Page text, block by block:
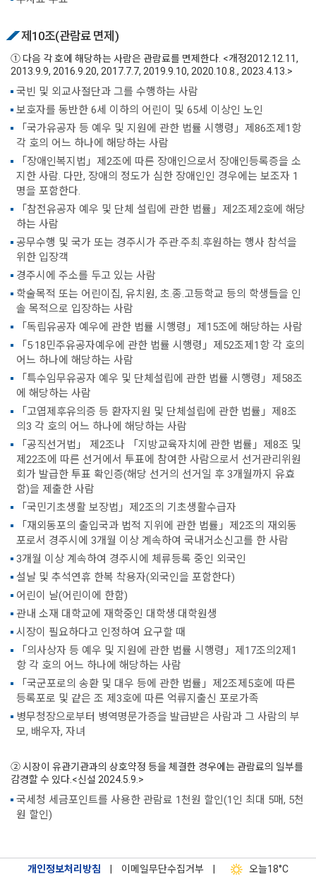
제10조(관람료 면제)
① 다음 각 호에 해당하는 사람은 관람료를 면제한다. <개정2012.12.11,
2013.9.9, 2016.9.20, 2017.7.7, 2019.9.10, 2020.10.8., 2023.4.13.>
국빈 및 외교사절단과 그를 수행하는 사람
보호자를 동반한 6세 이하의 어린이 및 65세 이상인 노인
「국가유공자 등 예우 및 지원에 관한 법률 시행령」제86조제1항
각 호의 어느 하나에 해당하는 사람
「장애인복지법」제2조에 따른 장애인으로서 장애인등록증을 소
지한 사람. 다만, 장애의 정도가 심한 장애인인 경우에는 보조자 1
명을 포함한다.
「참전유공자 예우 및 단체 설립에 관한 법률」제2조제2호에 해당
하는 사람
공무수행 및 국가 또는 경주시가 주관.주최.후원하는 행사 참석을
위한 입장객
경주시에 주소를 두고 있는 사람
학술목적 또는 어린이집, 유치원, 초.종.고등학교 등의 학생들을 인
솔 목적으로 입장하는 사람
「독립유공자 예우에 관한 법률 시행령」제15조에 해당하는 사람
「5·18민주유공자예우에 관한 법률 시행령」제52조제1항 각 호의
어느 하나에 해당하는 사람
「특수임무유공자 예우 및 단체설립에 관한 법률 시행령」제58조
에 해당하는 사람
「고엽제후유의증 등 환자지원 및 단체설립에 관한 법률」제8조
의3 각 호의 어느 하나에 해당하는 사람
「공직선거법」 제2조나 「지방교육자치에 관한 법률」제8조 및
제22조에 따른 선거에서 투표에 참여한 사람으로서 선거관리위원
회가 발급한 투표 확인증(해당 선거의 선거일 후 3개월까지 유효
함)을 제출한 사람
「국민기초생활 보장법」제2조의 기초생활수급자
「재외동포의 출입국과 법적 지위에 관한 법률」제2조의 재외동
포로서 경주시에 3개월 이상 계속하여 국내거소신고를 한 사람
3개월 이상 계속하여 경주시에 체류등록 중인 외국인
설날 및 추석연휴 한복 착용자(외국인을 포함한다)
어린이 날(어린이에 한함)
관내 소재 대학교에 재학중인 대학생·대학원생
시장이 필요하다고 인정하여 요구할 때
「의사상자 등 예우 및 지원에 관한 법률 시행령」제17조의2제1
항 각 호의 어느 하나에 해당하는 사람
「국군포로의 송환 및 대우 등에 관한 법률」제2조제5호에 따른
등록포로 및 같은 조 제3호에 따른 억류지출신 포로가족
병무청장으로부터 병역명문가증을 발급받은 사람과 그 사람의 부
모, 배우자, 자녀
② 시장이 유관기관과의 상호약정 등을 체결한 경우에는 관람료의 일부를
감경할 수 있다.<신설 2024.5.9.>
국세청 세금포인트를 사용한 관람료 1천원 할인(1인 최대 5매, 5천
원 할인)
개인정보처리방침 이메일무단수집거부 오늘18°C